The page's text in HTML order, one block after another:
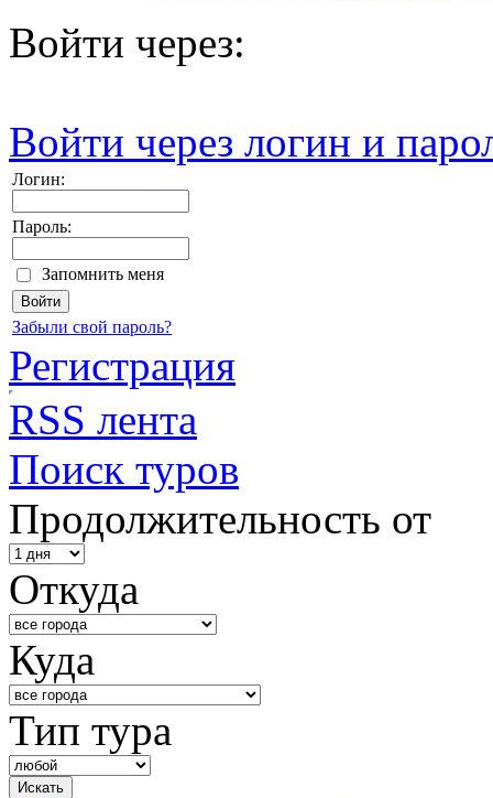
Войти через:
Войти через логин и
Логин:
Пароль:
Запомнить меня
Забыли свой пароль?
Регистрация
RSS лента
Поиск туров
Продолжительность от
Откуда
Куда
Тип тура